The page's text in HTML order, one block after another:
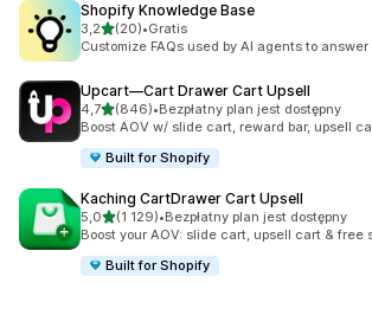
Shopify Knowledge Base
3,2na 5 gwiazdek
(20)
Łączna liczba recenzji: 20
•Gratis
Customize FAQs used by AI agents to
Upcart—Cart Drawer Cart Upsell
4,7na 5 gwiazdek
(846)
Łączna liczba recenzji: 846
•Bezpłatny plan jest dostępny
Boost AOV w/ slide cart, reward bar, upsell
Built for Shopify
Kaching CartDrawer Cart Upsell
5,0na 5 gwiazdek
(1 129)
Łączna liczba recenzji: 1129
•Bezpłatny plan jest dostępny
Boost your AOV: slide cart, upsell cart & free
Built for Shopify